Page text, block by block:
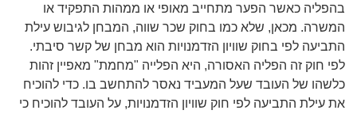
בהפליה כאשר הפער מתחייב מאופי או ממהות התפקיד או
המשרה. מכאן, שלא כמו בחוק שכר שווה, המבחן לגיבוש עילת
התביעה לפי בחוק שוויון הזדמנויות הוא מבחן של קשר סיבתי.
לפי חוק זה הפליה האסורה, היא הפלייה "מחמת" מאפיין זהות
כלשהו של העובד שעל המעביד נאסר להתחשב בו. כדי להוכיח
את עילת התביעה לפי חוק שוויון הזדמנויות, על העובד להוכיח כי